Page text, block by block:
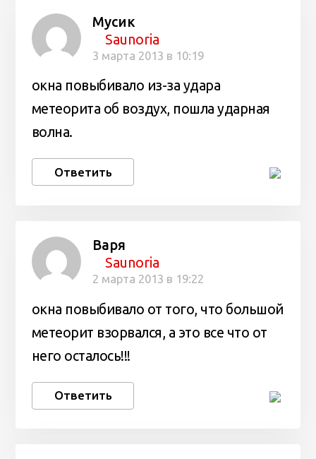
Мусик
Saunoria
3 марта 2013 в 10:19
окна повыбивало из-за удара
метеорита об воздух, пошла ударная
волна.
Ответить
Варя
Saunoria
2 марта 2013 в 19:22
окна повыбивало от того, что большой
метеорит взорвался, а это все что от
него осталось!!!
Ответить